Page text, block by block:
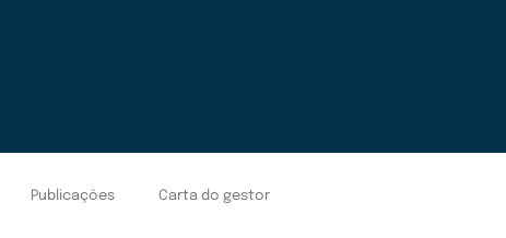
Publicações Carta do gestor